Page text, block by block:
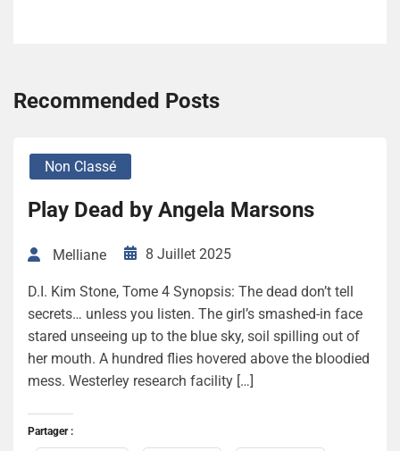
Recommended Posts
Non Classé
Play Dead by Angela Marsons
Melliane 8 Juillet 2025
D.I. Kim Stone, Tome 4 Synopsis: The dead don’t tell
secrets… unless you listen. The girl’s smashed-in face
stared unseeing up to the blue sky, soil spilling out of
her mouth. A hundred flies hovered above the bloodied
mess. Westerley research facility […]
Partager :